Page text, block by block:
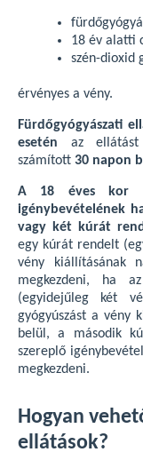
18 év alatti
szén-dioxid
érvényes a vény.
Fürdőgyógyászati
esetén az ellátást
számított 30 napon
A 18 éves kor
igénybevételének
vagy két kúrát
egy kúrát rendelt
vény kiállításának
megkezdeni, ha
(egyidejűleg két
gyógyúszást a vény
belül, a második
szereplő
megkezdeni.
Hogyan
ellátások?